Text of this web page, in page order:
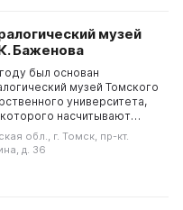
музей
Баженова
был основан
музей Томского
университета,
насчитывают
тысяч образцов из 600
разновидностей
Особенно дорогими
обл., г. Томск, пр-кт.
д. 36